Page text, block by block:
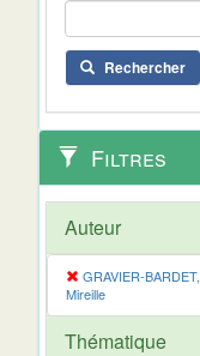
Rechercher
Filtres
Auteur
GRAVIER-BARDET,
Mireille
Thématique